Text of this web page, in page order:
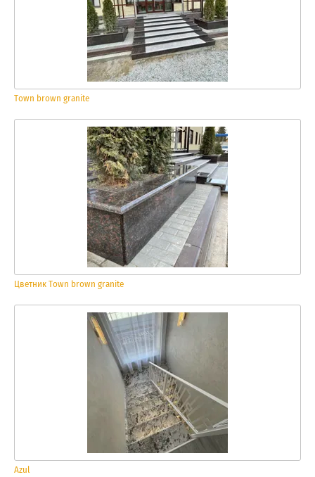
Town brown granite
Цветник Town brown granite
Azul